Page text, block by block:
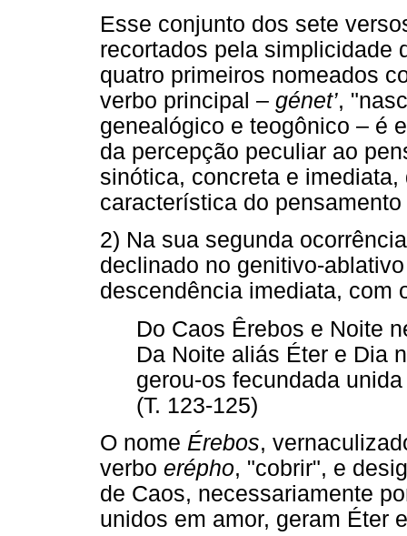
Esse conjunto dos sete
recortados pela simplicidade
quatro primeiros nomeados
verbo principal – génet’,
genealógico e teogônico – é
da percepção peculiar ao
sinótica, concreta e
característica do
2) Na sua segunda
declinado no genitivo-
descendência imediata, com
Do Caos Êrebos e Noite
Da Noite aliás Éter e Dia
gerou-os fecundada
(T. 123-125)
O nome Érebos,
verbo erépho, "cobrir", e
de Caos, necessariamente
unidos em amor, geram Éter